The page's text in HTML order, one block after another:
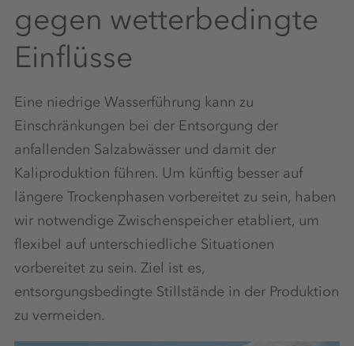
gegen wetterbedingte
Einflüsse
Eine niedrige Wasserführung kann zu
Einschränkungen bei der Entsorgung der
anfallenden Salzabwässer und damit der
Kaliproduktion führen. Um künftig besser auf
längere Trockenphasen vorbereitet zu sein, haben
wir notwendige Zwischenspeicher etabliert, um
flexibel auf unterschiedliche Situationen
vorbereitet zu sein. Ziel ist es,
entsorgungsbedingte Stillstände in der Produktion
zu vermeiden.